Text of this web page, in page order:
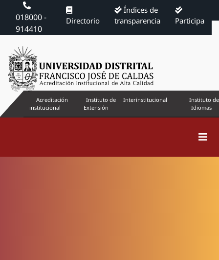
018000 -
914410
Directorio
Índices de
transparencia
Participa
Acreditación
institucional
Instituto de
Extensión
Interinstitucional
Instituto de
Idiomas